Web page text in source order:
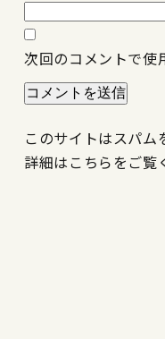
次回のコメントで使
このサイトはスパム
詳細はこちらをご覧